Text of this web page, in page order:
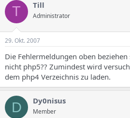
T Till
Administrator
29. Okt. 2007
Die Fehlermeldungen oben
nicht php5?? Zumindest wird
dem php4 Verzeichnis zu laden.
D Dy0nisus
Member